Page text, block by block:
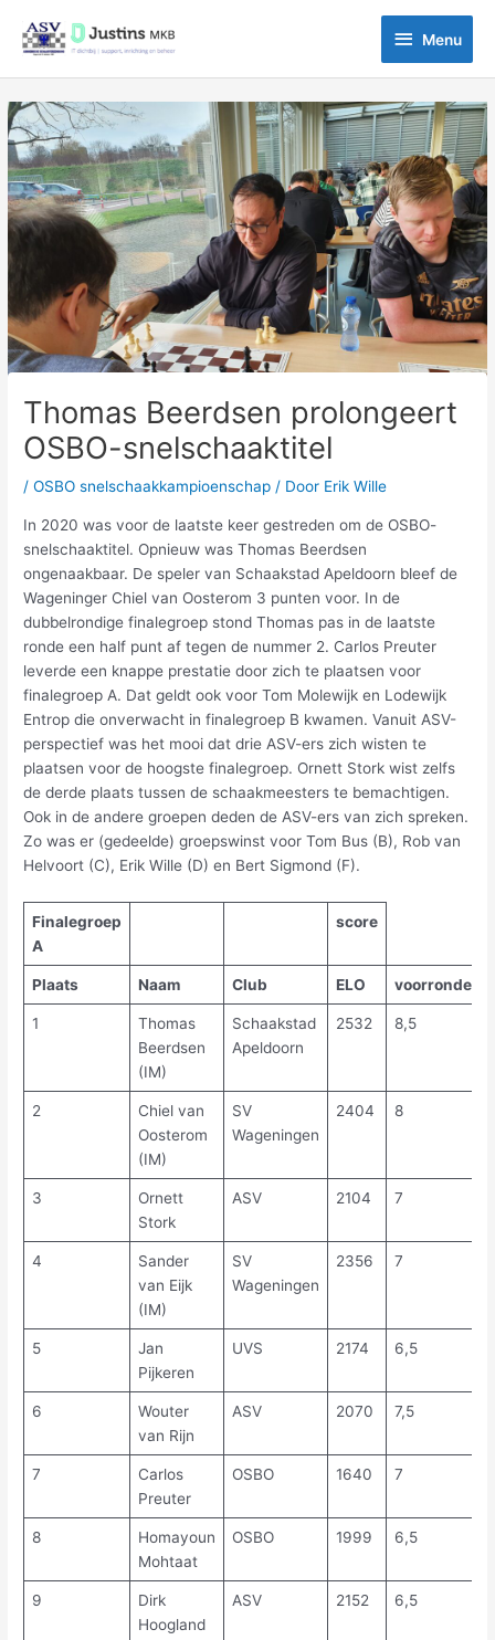
naar
inhoud
Menu
Menu
Thomas Beerdsen prolongeert
OSBO-snelschaaktitel
/OSBO snelschaakkampioenschap / Door Erik Wille
In 2020 was voor de laatste keer gestreden om de OSBO-
snelschaaktitel. Opnieuw was Thomas Beerdsen
ongenaakbaar. De speler van Schaakstad Apeldoorn bleef de
Wageninger Chiel van Oosterom 3 punten voor. In de
dubbelrondige finalegroep stond Thomas pas in de laatste
ronde een half punt af tegen de nummer 2. Carlos Preuter
leverde een knappe prestatie door zich te plaatsen voor
finalegroep A. Dat geldt ook voor Tom Molewijk en Lodewijk
Entrop die onverwacht in finalegroep B kwamen. Vanuit ASV-
perspectief was het mooi dat drie ASV-ers zich wisten te
plaatsen voor de hoogste finalegroep. Ornett Stork wist zelfs
de derde plaats tussen de schaakmeesters te bemachtigen.
Ook in de andere groepen deden de ASV-ers van zich spreken.
Zo was er (gedeelde) groepswinst voor Tom Bus (B), Rob van
Helvoort (C), Erik Wille (D) en Bert Sigmond (F).
Finalegroep
A
score
Plaats Naam Club ELO voorronde
1
Thomas
Beerdsen
(IM)
Schaakstad
Apeldoorn
2532 8,5
2
Chiel van
Oosterom
(IM)
SV
Wageningen
2404 8
3
Ornett
Stork
ASV 2104 7
4
Sander
van Eijk
(IM)
SV
Wageningen
2356 7
5
Jan
Pijkeren
UVS 2174 6,5
6
Wouter
van Rijn
ASV 2070 7,5
7
Carlos
Preuter
OSBO 1640 7
8
Homayoun
Mohtaat
OSBO 1999 6,5
9
Dirk
Hoogland
ASV 2152 6,5
Bericht
navigatie